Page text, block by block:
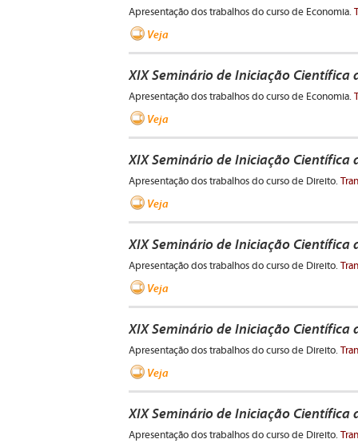
Apresentação dos trabalhos do curso de Economia.
Veja
XIX Seminário de Iniciação Científica
Apresentação dos trabalhos do curso de Economia.
Veja
XIX Seminário de Iniciação Científica
Apresentação dos trabalhos do curso de Direito.
Veja
XIX Seminário de Iniciação Científica
Apresentação dos trabalhos do curso de Direito.
Veja
XIX Seminário de Iniciação Científica
Apresentação dos trabalhos do curso de Direito.
Veja
XIX Seminário de Iniciação Científica
Apresentação dos trabalhos do curso de Direito.